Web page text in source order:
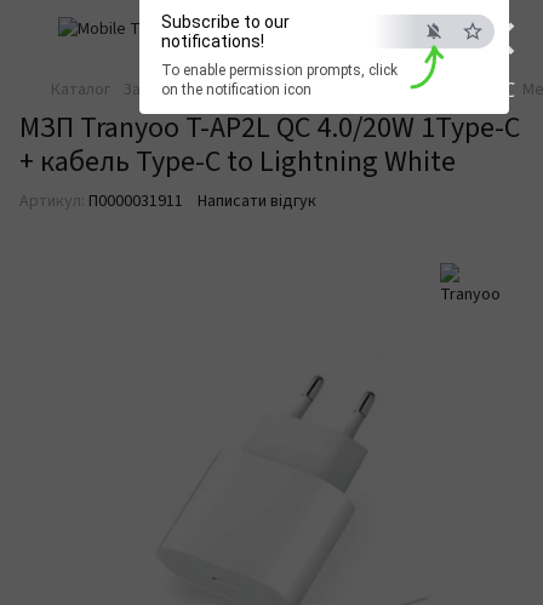
×
ESC
Subscribe to our
notifications!
To enable permission prompts, click
on the notification icon
Каталог Зарядка та живлення Зарядні пристрої Мережеві
МЗП Tranyoo T-AP2L QC 4.0/20W 1Type-C
+ кабель Type-C to Lightning White
Артикул: П0000031911 Написати відгук